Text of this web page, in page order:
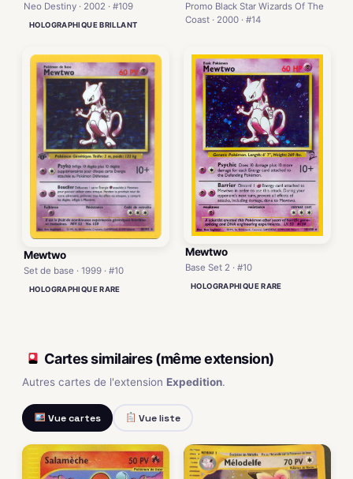
Neo Destiny · 2002 · #109
HOLOGRAPHIQUE BRILLANT
Promo Black Star Wizards Of The
Coast · 2000 · #14
Mewtwo
Set de base · 1999 · #10
HOLOGRAPHIQUE RARE
Mewtwo
Base Set 2 · #10
HOLOGRAPHIQUE RARE
Cartes similaires (même extension)
Autres cartes de l'extension Expedition.
Vue cartes Vue liste